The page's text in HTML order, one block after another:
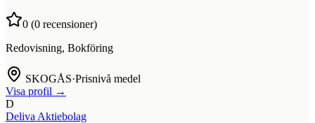
0 (0 recensioner)
Redovisning, Bokföring
SKOGÅS·Prisnivå medel
Visa profil →
D
Deliva Aktiebolag